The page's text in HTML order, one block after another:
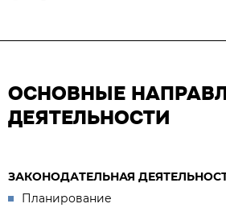
ОСНОВНЫЕ
ДЕЯТЕЛЬНОСТИ
ЗАКОНОДАТЕЛЬНАЯ
Планирование